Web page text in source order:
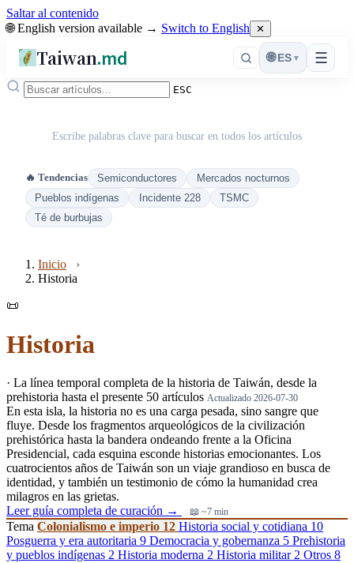
Saltar al contenido
🌐 English version available → Switch to English ✕
Taiwan.md ☰
🌐 ES ▾
ESC
Escribe palabras clave para buscar en todos los artículos
🔥 Tendencias Semiconductores
Mercados nocturnos
Pueblos indígenas
Incidente 228
TSMC
Té de burbujas
Inicio
Historia
📜
Historia
· La línea temporal completa de la historia de Taiwán, desde la
prehistoria hasta el presente 50 artículos Actualizado 2026-07-30
En esta isla, la historia no es una carga pesada, sino sangre que
fluye. Desde los fragmentos arqueológicos de la civilización
prehistórica hasta la bandera ondeando frente a la Oficina
Presidencial, cada esquina esconde historias emocionantes. Los
cuatrocientos años de Taiwán son un viaje grandioso en busca de
identidad, y también un testimonio de cómo la humanidad crea
milagros en las grietas.
Leer guía completa de curación →
📖 ~7 min
Tema Colonialismo e imperio 12 Historia social y cotidiana 10
Posguerra y era autoritaria 9 Democracia y gobernanza 5 Prehistoria
y pueblos indígenas 2 Historia moderna 2 Historia militar 2 Otros 8